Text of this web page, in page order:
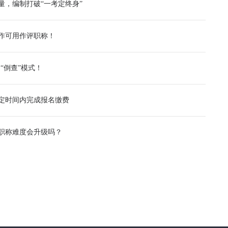
，编制打破“一考定终身”
可用作评职称！
查”模式！
时间内完成报名缴费
称难度会升级吗？